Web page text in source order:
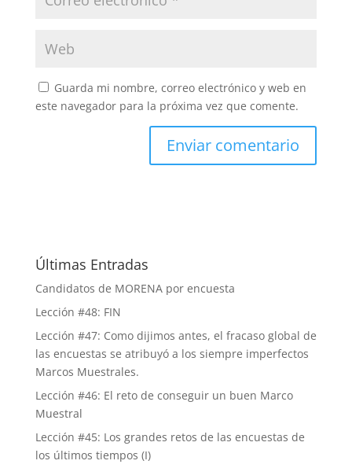
Guarda mi nombre, correo electrónico y web en
este navegador para la próxima vez que comente.
Últimas Entradas
Candidatos de MORENA por encuesta
Lección #48: FIN
Lección #47: Como dijimos antes, el fracaso global de
las encuestas se atribuyó a los siempre imperfectos
Marcos Muestrales.
Lección #46: El reto de conseguir un buen Marco
Muestral
Lección #45: Los grandes retos de las encuestas de
los últimos tiempos (I)